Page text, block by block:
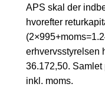
APS skal der
hvorefter
erhvervsstyrelsen
36.172,50.
inkl. moms.